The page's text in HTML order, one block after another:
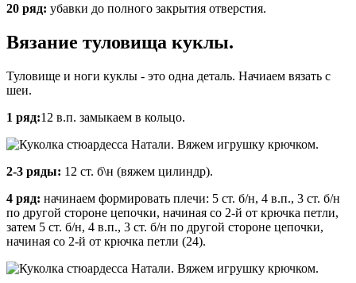
20 ряд: убавки до полного закрытия отверстия.
Вязание туловища куклы.
Туловище и ноги куклы - это одна деталь. Начиаем вязать с
шеи.
1 ряд:12 в.п. замыкаем в кольцо.
2-3 ряды: 12 ст. б\н (вяжем цилиндр).
4 ряд: начинаем формировать плечи: 5 ст. б/н, 4 в.п., 3 ст. б/н
по другой стороне цепочки, начиная со 2-й от крючка петли,
затем 5 ст. б/н, 4 в.п., 3 ст. б/н по другой стороне цепочки,
начиная со 2-й от крючка петли (24).